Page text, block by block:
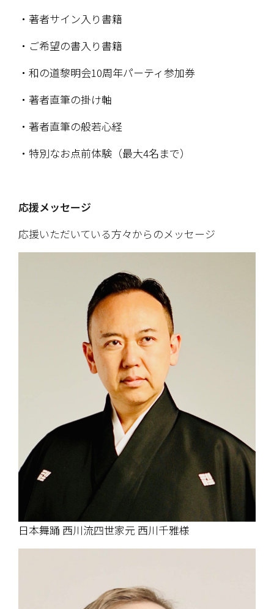
・著者サイン入り書籍
・ご希望の書入り書籍
・和の道黎明会10周年パーティ参加券
・著者直筆の掛け軸
・著者直筆の般若心経
・特別なお点前体験（最大4名まで）
応援メッセージ
応援いただいている方々からのメッセージ
日本舞踊 西川流四世家元 西川千雅様